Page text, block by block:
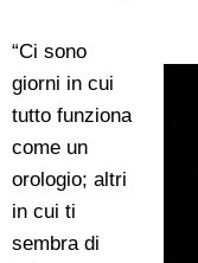
“Ci sono
giorni in cui
tutto funziona
come un
orologio; altri
in cui ti
sembra di